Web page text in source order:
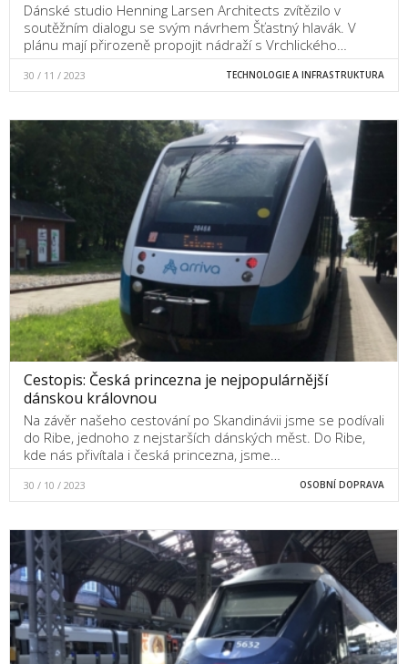
Dánské studio Henning Larsen Architects zvítězilo v
soutěžním dialogu se svým návrhem Šťastný hlavák. V
plánu mají přirozeně propojit nádraží s Vrchlického…
30 / 11 / 2023 TECHNOLOGIE A INFRASTRUKTURA
Cestopis: Česká princezna je nejpopulárnější
dánskou královnou
Na závěr našeho cestování po Skandinávii jsme se podívali
do Ribe, jednoho z nejstarších dánských měst. Do Ribe,
kde nás přivítala i česká princezna, jsme…
30 / 10 / 2023 OSOBNÍ DOPRAVA